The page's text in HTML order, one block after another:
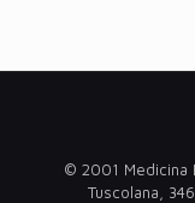
© 2001 Medicina
Tuscolana,